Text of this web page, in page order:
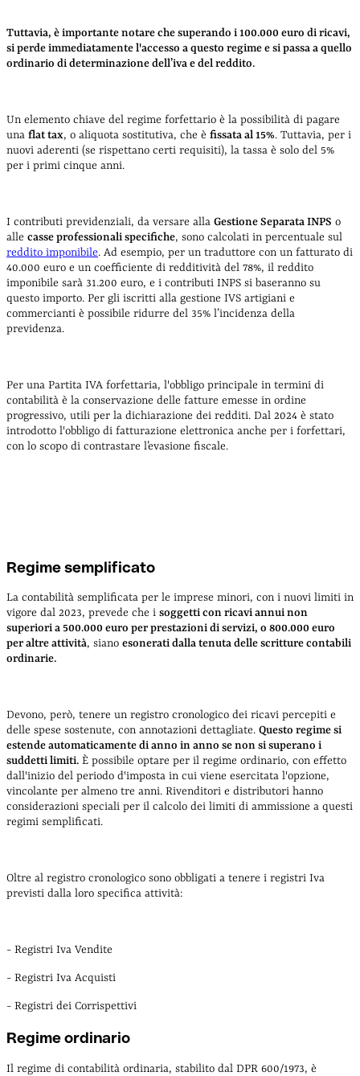
Tuttavia, è importante notare che superando i 100.000 euro di ricavi,
si perde immediatamente l'accesso a questo regime e si passa a quello
ordinario di determinazione dell’iva e del reddito.
Un elemento chiave del regime forfettario è la possibilità di pagare
una flat tax, o aliquota sostitutiva, che è fissata al 15%. Tuttavia, per i
nuovi aderenti (se rispettano certi requisiti), la tassa è solo del 5%
per i primi cinque anni.
I contributi previdenziali, da versare alla Gestione Separata INPS o
alle casse professionali specifiche, sono calcolati in percentuale sul
reddito imponibile. Ad esempio, per un traduttore con un fatturato di
40.000 euro e un coefficiente di redditività del 78%, il reddito
imponibile sarà 31.200 euro, e i contributi INPS si baseranno su
questo importo. Per gli iscritti alla gestione IVS artigiani e
commercianti è possibile ridurre del 35% l’incidenza della
previdenza.
Per una Partita IVA forfettaria, l'obbligo principale in termini di
contabilità è la conservazione delle fatture emesse in ordine
progressivo, utili per la dichiarazione dei redditi. Dal 2024 è stato
introdotto l'obbligo di fatturazione elettronica anche per i forfettari,
con lo scopo di contrastare l’evasione fiscale.
Regime semplificato
La contabilità semplificata per le imprese minori, con i nuovi limiti in
vigore dal 2023, prevede che i soggetti con ricavi annui non
superiori a 500.000 euro per prestazioni di servizi, o 800.000 euro
per altre attività, siano esonerati dalla tenuta delle scritture contabili
ordinarie.
Devono, però, tenere un registro cronologico dei ricavi percepiti e
delle spese sostenute, con annotazioni dettagliate. Questo regime si
estende automaticamente di anno in anno se non si superano i
suddetti limiti. È possibile optare per il regime ordinario, con effetto
dall'inizio del periodo d'imposta in cui viene esercitata l'opzione,
vincolante per almeno tre anni. Rivenditori e distributori hanno
considerazioni speciali per il calcolo dei limiti di ammissione a questi
regimi semplificati.
Oltre al registro cronologico sono obbligati a tenere i registri Iva
previsti dalla loro specifica attività:
- Registri Iva Vendite
- Registri Iva Acquisti
- Registri dei Corrispettivi
Regime ordinario
Il regime di contabilità ordinaria, stabilito dal DPR 600/1973, è